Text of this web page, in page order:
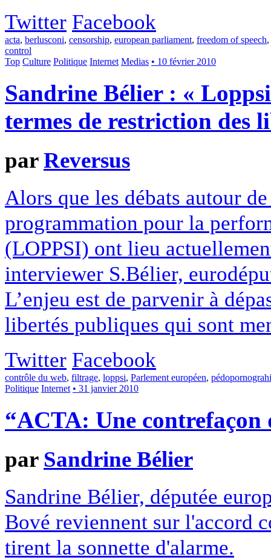
Twitter Facebook
acta, berlusconi, censorship, european parliament, freedom of speech,
control
Top Culture Politique Internet Medias • 10 février 2010
Sandrine Bélier : «
termes de restriction des
parReversus
Alors que les débats autour
programmation pour la
(LOPPSI) ont lieu
interviewer S.Bélier,
L’enjeu est de parvenir à
libertés publiques qui sont
Twitter Facebook
contrôle du web, filtrage, loppsi, Parlement européen,
Politique Internet • 31 janvier 2010
“ACTA: Une contrefaçon
par Sandrine Bélier
Sandrine Bélier, députée
Bové reviennent sur l'accord
tirent la sonnette d'alarme.